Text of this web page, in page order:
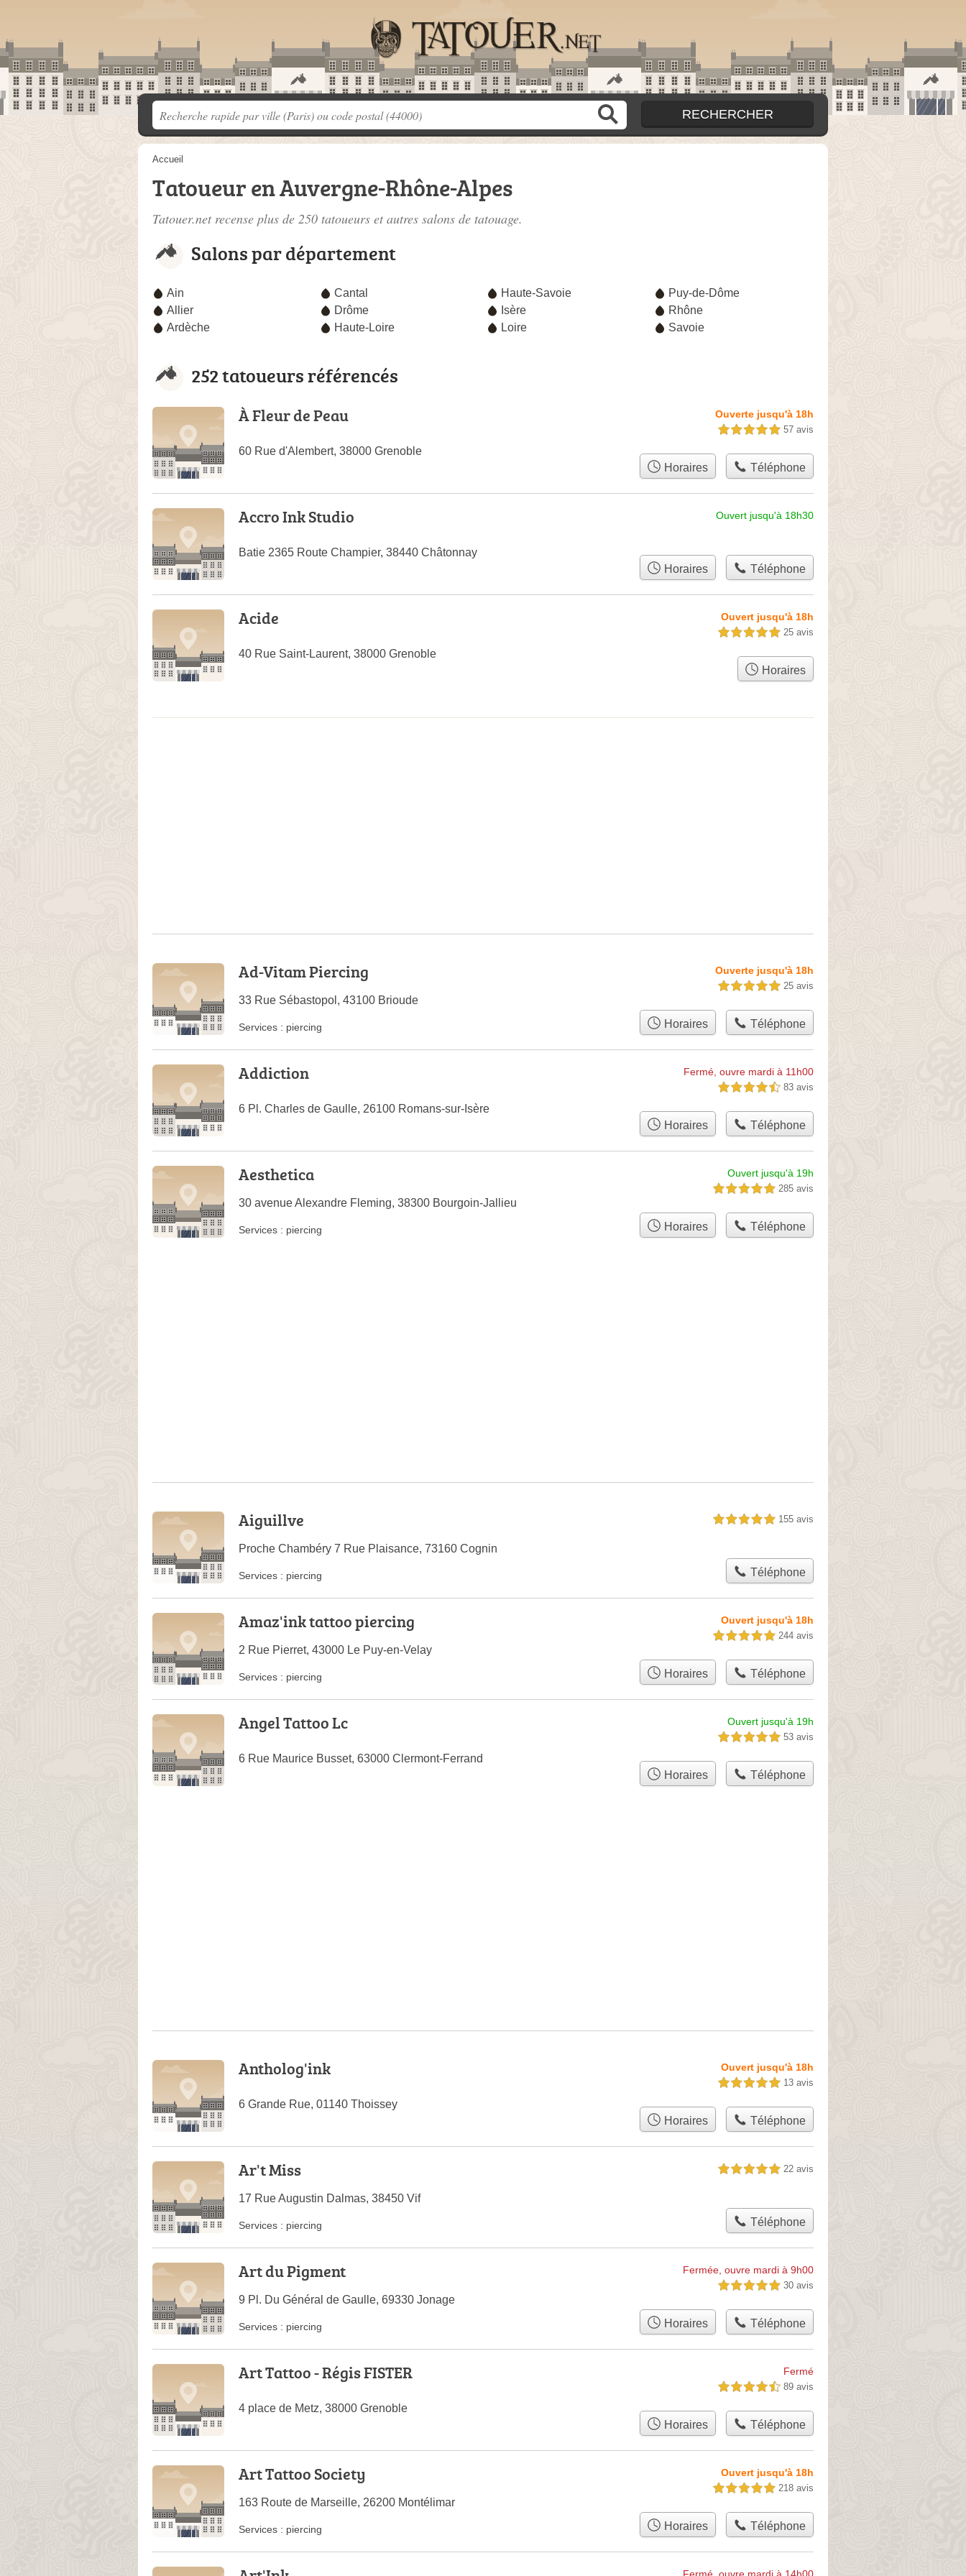
Accueil
Tatoueur en Auvergne-Rhône-Alpes
Tatouer.net recense plus de 250 tatoueurs et autres salons de tatouage.
Salons par département
Ain
Allier
Ardèche
Cantal
Drôme
Haute-Loire
Haute-Savoie
Isère
Loire
Puy-de-Dôme
Rhône
Savoie
252 tatoueurs référencés
À Fleur de Peau
60 Rue d'Alembert, 38000 Grenoble
Ouverte jusqu'à 18h
5,0 étoiles sur 5 57 avis
Horaires Téléphone
Accro Ink Studio
Batie 2365 Route Champier, 38440 Châtonnay
Ouvert jusqu'à 18h30
Horaires Téléphone
Acide
40 Rue Saint-Laurent, 38000 Grenoble
Ouvert jusqu'à 18h
5,0 étoiles sur 5 25 avis
Horaires
Ad-Vitam Piercing
33 Rue Sébastopol, 43100 Brioude
Ouverte jusqu'à 18h
5,0 étoiles sur 5 25 avis
Services : piercing Horaires Téléphone
Addiction
6 Pl. Charles de Gaulle, 26100 Romans-sur-Isère
Fermé, ouvre mardi à 11h00
4,5 étoiles sur 5 83 avis
Horaires Téléphone
Aesthetica
30 avenue Alexandre Fleming, 38300 Bourgoin-Jallieu
Ouvert jusqu'à 19h
5,0 étoiles sur 5 285 avis
Services : piercing Horaires Téléphone
Aiguillve
Proche Chambéry 7 Rue Plaisance, 73160 Cognin
5,0 étoiles sur 5 155 avis
Services : piercing Téléphone
Amaz'ink tattoo piercing
2 Rue Pierret, 43000 Le Puy-en-Velay
Ouvert jusqu'à 18h
5,0 étoiles sur 5 244 avis
Services : piercing Horaires Téléphone
Angel Tattoo Lc
6 Rue Maurice Busset, 63000 Clermont-Ferrand
Ouvert jusqu'à 19h
5,0 étoiles sur 5 53 avis
Horaires Téléphone
Antholog'ink
6 Grande Rue, 01140 Thoissey
Ouvert jusqu'à 18h
5,0 étoiles sur 5 13 avis
Horaires Téléphone
Ar't Miss
17 Rue Augustin Dalmas, 38450 Vif
5,0 étoiles sur 5 22 avis
Services : piercing Téléphone
Art du Pigment
9 Pl. Du Général de Gaulle, 69330 Jonage
Fermée, ouvre mardi à 9h00
5,0 étoiles sur 5 30 avis
Services : piercing Horaires Téléphone
Art Tattoo - Régis FISTER
4 place de Metz, 38000 Grenoble
Fermé
4,5 étoiles sur 5 89 avis
Horaires Téléphone
Art Tattoo Society
163 Route de Marseille, 26200 Montélimar
Ouvert jusqu'à 18h
5,0 étoiles sur 5 218 avis
Services : piercing Horaires Téléphone